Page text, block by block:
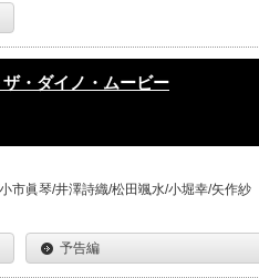
・ダイノ・ムービー
市眞琴/井澤詩織/松田颯水/小堀幸/矢作紗
予告編